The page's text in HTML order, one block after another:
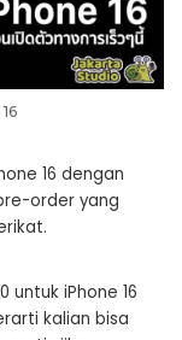
16 dengan
order yang
untuk iPhone 16
kalian bisa